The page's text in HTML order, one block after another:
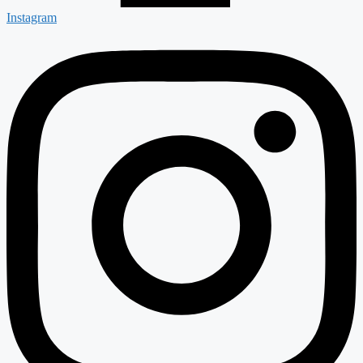
Instagram